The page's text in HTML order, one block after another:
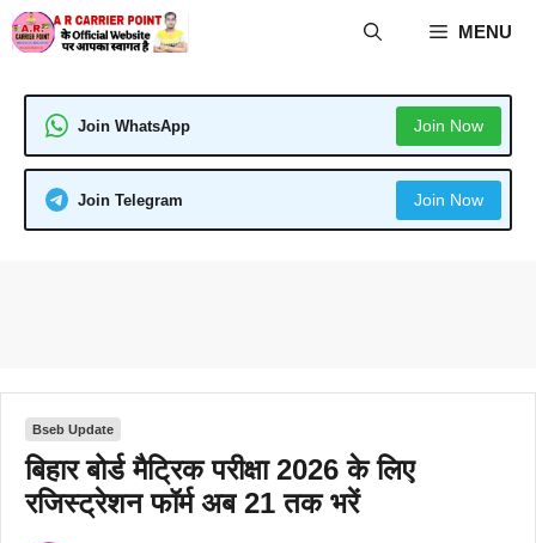
Skip
to
MENU
Join WhatsApp Join Now
Join Telegram Join Now
Bseb Update
बिहार बोर्ड मैट्रिक परीक्षा 2026 के लिए
रजिस्ट्रेशन फॉर्म अब 21 तक भरें